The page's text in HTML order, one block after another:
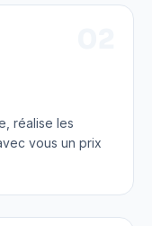
réalise les
vous un prix